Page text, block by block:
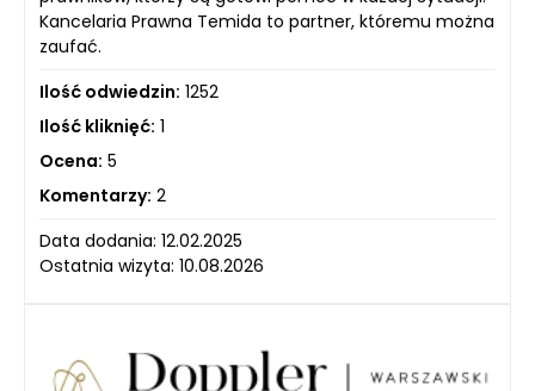
Kancelaria Prawna Temida to partner, któremu można
zaufać.
Ilość odwiedzin: 1252
Ilość kliknięć: 1
Ocena: 5
Komentarzy: 2
Data dodania: 12.02.2025
Ostatnia wizyta: 10.08.2026